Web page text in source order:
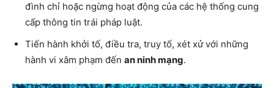
đình chỉ hoặc ngừng hoạt động của các hệ thống cung
cấp thông tin trái pháp luật.
Tiến hành khởi tố, điều tra, truy tố, xét xử với những
hành vi xâm phạm đến an ninh mạng.